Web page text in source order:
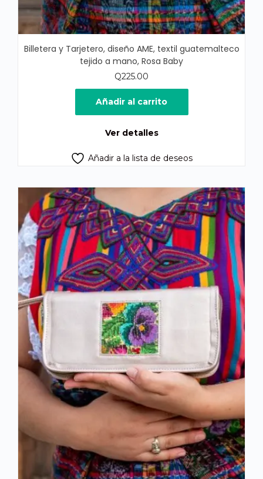
Billetera y Tarjetero, diseño AME, textil guatemalteco
tejido a mano, Rosa Baby
Q225.00
Añadir al carrito
Ver detalles
Añadir a la lista de deseos